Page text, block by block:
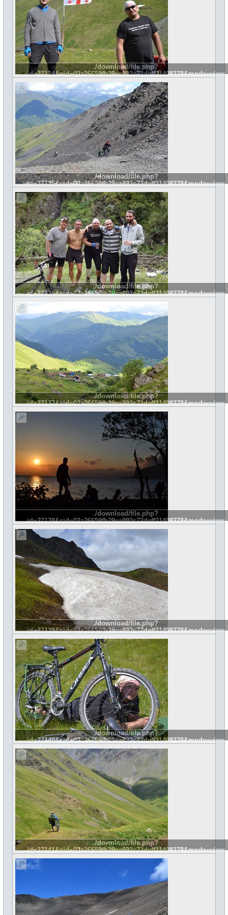
./download/file.php?
id=27134&sid=02a26659fb29ea892c72deff21408278&mode=view
./download/file.php?
id=27135&sid=02a26659fb29ea892c72deff21408278&mode=view
./download/file.php?
id=27136&sid=02a26659fb29ea892c72deff21408278&mode=view
./download/file.php?
id=27137&sid=02a26659fb29ea892c72deff21408278&mode=view
./download/file.php?
id=27138&sid=02a26659fb29ea892c72deff21408278&mode=view
./download/file.php?
id=27139&sid=02a26659fb29ea892c72deff21408278&mode=view
./download/file.php?
id=27140&sid=02a26659fb29ea892c72deff21408278&mode=view
./download/file.php?
id=27141&sid=02a26659fb29ea892c72deff21408278&mode=view